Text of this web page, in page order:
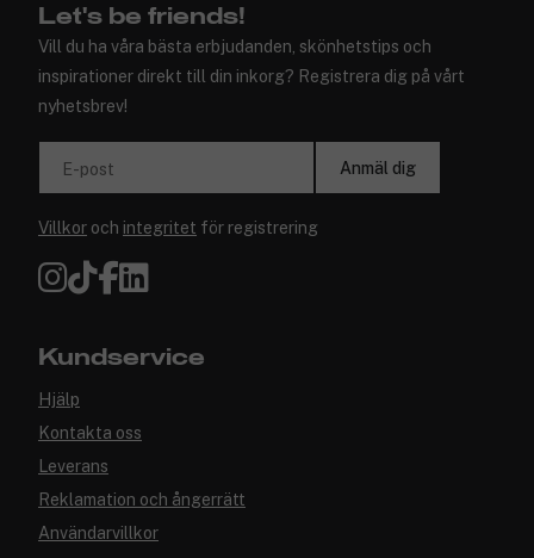
Let's be friends!
Vill du ha våra bästa erbjudanden, skönhetstips och
inspirationer direkt till din inkorg? Registrera dig på vårt
nyhetsbrev!
E-post Anmäl dig
Villkor och integritet för registrering
Kundservice
Hjälp
Kontakta oss
Leverans
Reklamation och ångerrätt
Användarvillkor